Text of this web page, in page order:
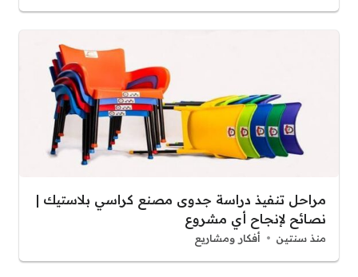
مراحل تنفيذ دراسة جدوى مصنع كراسي بلاستيك |
نصائح لإنجاح أي مشروع
منذ سنتين أفكار ومشاريع